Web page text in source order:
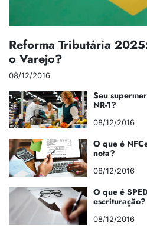
Reforma Tributária
o Varejo?
08/12/2016
Seu
NR-1?
08/12/2016
O que é
nota?
08/12/2016
O que é
escrituração?
08/12/2016